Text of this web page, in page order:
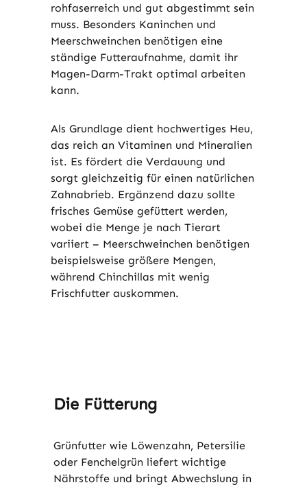
rohfaserreich und gut abgestimmt sein
muss. Besonders Kaninchen und
Meerschweinchen benötigen eine
ständige Futteraufnahme, damit ihr
Magen-Darm-Trakt optimal arbeiten
kann.
Als Grundlage dient hochwertiges Heu,
das reich an Vitaminen und Mineralien
ist. Es fördert die Verdauung und
sorgt gleichzeitig für einen natürlichen
Zahnabrieb. Ergänzend dazu sollte
frisches Gemüse gefüttert werden,
wobei die Menge je nach Tierart
variiert – Meerschweinchen benötigen
beispielsweise größere Mengen,
während Chinchillas mit wenig
Frischfutter auskommen.
Die Fütterung
Grünfutter wie Löwenzahn, Petersilie
oder Fenchelgrün liefert wichtige
Nährstoffe und bringt Abwechslung in